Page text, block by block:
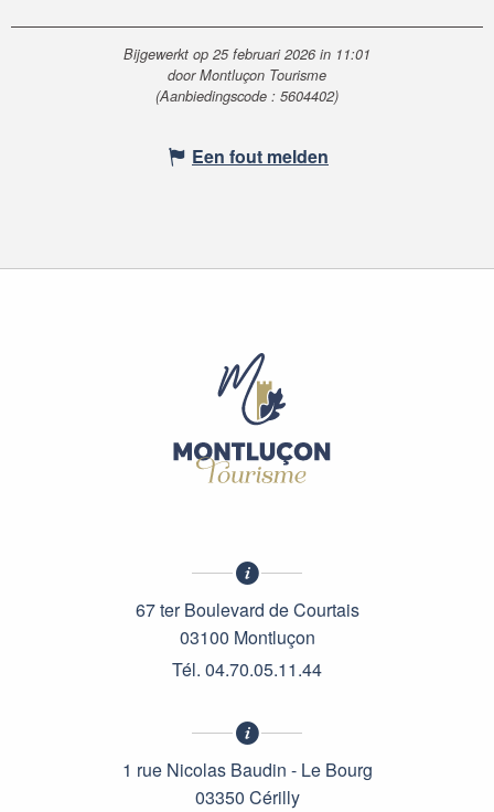
Bijgewerkt op 25 februari 2026 in 11:01
door Montluçon Tourisme
(Aanbiedingscode : 5604402)
Een fout melden
67 ter Boulevard de Courtais
03100 Montluçon
Tél. 04.70.05.11.44
1 rue Nicolas Baudin - Le Bourg
03350 Cérilly